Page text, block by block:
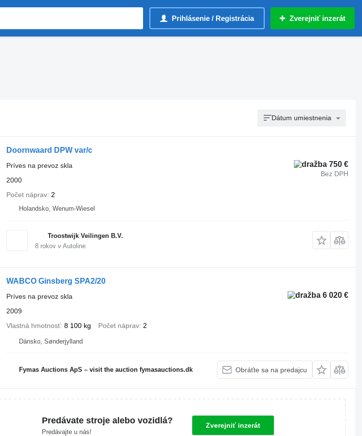
Prihlásenie / Registrácia Zverejniť inzerát
Dátum umiestnenia
Doornwaard DPW var/c
750 €
Bez DPH
Príves na prevoz skla
2000
Počet náprav 2
Holandsko, Wenum-Wiesel
Troostwijk Veilingen B.V.
8rokov v Autoline
WABCO Ginsberg SPA2/20
6 020 €
Príves na prevoz skla
2009
Vlastná hmotnosť 8 100 kg Počet náprav 2
Dánsko, Sønderjylland
Fymas Auctions ApS – visit the auction fymasauctions.dk Obráťte sa na predajcu
Predávate stroje alebo vozidlá?
Predávajte u nás!
Zverejniť inzerát